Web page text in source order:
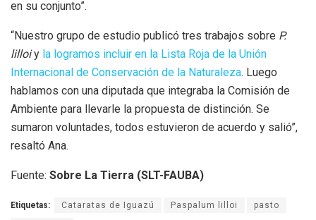
en su conjunto”.
“Nuestro grupo de estudio publicó tres trabajos sobre P.
lilloiy la logramos incluir en la Lista Roja de la Unión
Internacional de Conservación de la Naturaleza. Luego
hablamos con una diputada que integraba la Comisión de
Ambiente para llevarle la propuesta de distinción. Se
sumaron voluntades, todos estuvieron de acuerdo y salió”,
resaltó Ana.
Fuente: Sobre La Tierra (SLT-FAUBA)
Etiquetas: Cataratas de Iguazú Paspalum lilloi pasto